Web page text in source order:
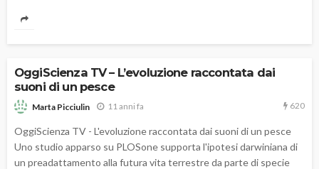
OggiScienza TV – L’evoluzione raccontata dai
suoni di un pesce
Marta Picciulin 11 anni fa 620
OggiScienza TV - L'evoluzione raccontata dai suoni di un pesce
Uno studio apparso su PLOSone supporta l'ipotesi darwiniana di
un preadattamento alla futura vita terrestre da parte di specie